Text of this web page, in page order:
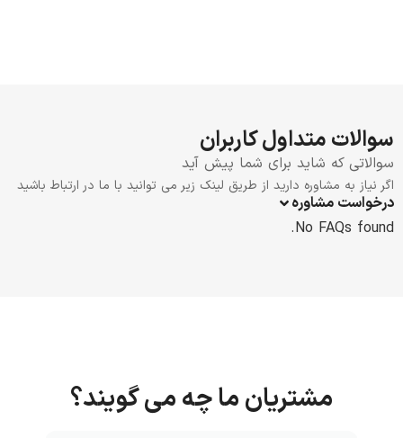
سوالات متداول کاربران
سوالاتی که شاید برای شما پیش آید
اگر نیاز به مشاوره دارید از طریق لینک زیر می توانید با ما در ارتباط باشید
درخواست مشاوره
No FAQs found.
مشتریان ما چه می گویند؟